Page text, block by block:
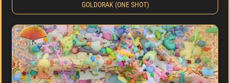
GOLDORAK (ONE SHOT)